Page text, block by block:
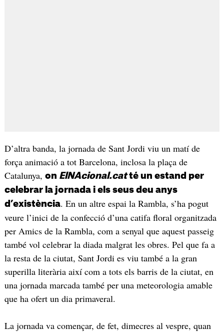
D’altra banda, la jornada de Sant Jordi viu un matí de
força animació a tot Barcelona, inclosa la plaça de
Catalunya, on ElNAcional.catté un estand per
celebrar la jornada i els seus deu anys
d’existència. En un altre espai la Rambla, s’ha pogut
veure l’inici de la confecció d’una catifa floral organitzada
per Amics de la Rambla, com a senyal que aquest passeig
també vol celebrar la diada malgrat les obres. Pel que fa a
la resta de la ciutat, Sant Jordi es viu també a la gran
superilla literària així com a tots els barris de la ciutat, en
una jornada marcada també per una meteorologia amable
que ha ofert un dia primaveral.
La jornada va començar, de fet, dimecres al vespre, quan